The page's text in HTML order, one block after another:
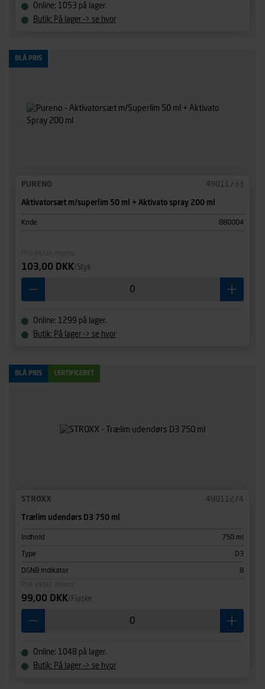
Online: 1053 på lager.
Butik: På lager -> se hvor
BLÅ PRIS
PURENO 49011733
Aktivatorsæt m/superlim 50 ml + Aktivato spray 200 ml
Kode 880004
103,00 DKK/Styk
Online: 1299 på lager.
Butik: På lager -> se hvor
BLÅ PRIS CERTIFICERET
STROXX 49011274
Trælim udendørs D3 750 ml
Indhold 750 ml
Type D3
DGNB Indikator
8
99,00 DKK/Flaske
Online: 1048 på lager.
Butik: På lager -> se hvor